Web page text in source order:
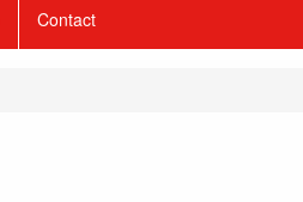
Contact